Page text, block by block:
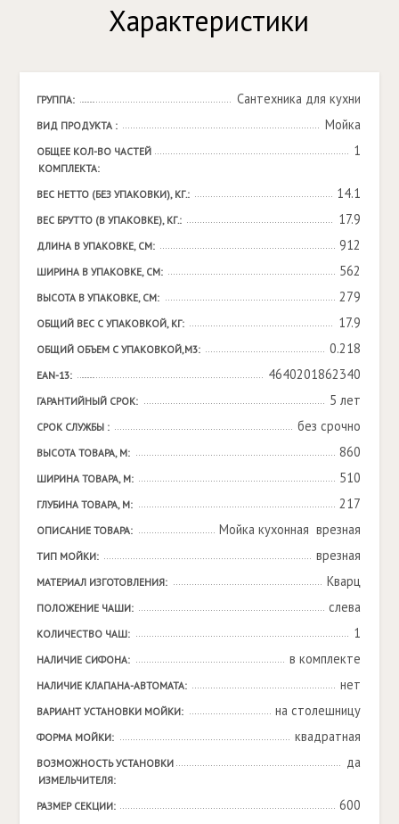
Характеристики
ГРУППА: Сантехника для кухни
ВИД ПРОДУКТА : Мойка
ОБЩЕЕ КОЛ-ВО ЧАСТЕЙ
КОМПЛЕКТА:
1
ВЕС НЕТТО (БЕЗ УПАКОВКИ), КГ.: 14.1
ВЕС БРУТТО (В УПАКОВКЕ), КГ.: 17.9
ДЛИНА В УПАКОВКЕ, СМ: 912
ШИРИНА В УПАКОВКЕ, СМ: 562
ВЫСОТА В УПАКОВКЕ, СМ: 279
ОБЩИЙ ВЕС С УПАКОВКОЙ, КГ: 17.9
ОБЩИЙ ОБЪЕМ С УПАКОВКОЙ,М3: 0.218
EAN-13: 4640201862340
ГАРАНТИЙНЫЙ СРОК: 5 лет
СРОК СЛУЖБЫ : без срочно
ВЫСОТА ТОВАРА, М: 860
ШИРИНА ТОВАРА, М: 510
ГЛУБИНА ТОВАРА, М: 217
ОПИСАНИЕ ТОВАРА: Мойка кухонная  врезная
ТИП МОЙКИ: врезная
МАТЕРИАЛ ИЗГОТОВЛЕНИЯ: Кварц
ПОЛОЖЕНИЕ ЧАШИ: слева
КОЛИЧЕСТВО ЧАШ: 1
НАЛИЧИЕ СИФОНА: в комплекте
НАЛИЧИЕ КЛАПАНА-АВТОМАТА: нет
ВАРИАНТ УСТАНОВКИ МОЙКИ: на столешницу
ФОРМА МОЙКИ: квадратная
ВОЗМОЖНОСТЬ УСТАНОВКИ
ИЗМЕЛЬЧИТЕЛЯ:
да
РАЗМЕР СЕКЦИИ: 600